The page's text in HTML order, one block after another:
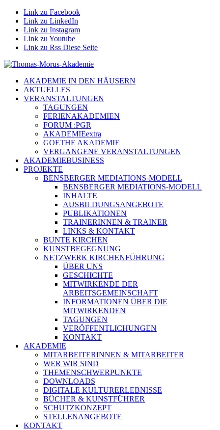
Link zu Facebook
Link zu LinkedIn
Link zu Instagram
Link zu Youtube
Link zu Rss Diese Seite
AKADEMIE IN DEN HÄUSERN
AKTUELLES
VERANSTALTUNGEN
TAGUNGEN
FERIENAKADEMIEN
FORUM :PGR
AKADEMIEextra
GOETHE AKADEMIE
VERGANGENE VERANSTALTUNGEN
AKADEMIEBUSINESS
PROJEKTE
BENSBERGER MEDIATIONS-MODELL
BENSBERGER MEDIATIONS-MODELL
INHALTE
AUSBILDUNGSANGEBOTE
PUBLIKATIONEN
TRAINERINNEN & TRAINER
LINKS & KONTAKT
BUNTE KIRCHEN
KUNSTBEGEGNUNG
NETZWERK KIRCHENFÜHRUNG
ÜBER UNS
GESCHICHTE
MITWIRKENDE DER
ARBEITSGEMEINSCHAFT
INFORMATIONEN ÜBER DIE
MITWIRKENDEN
TAGUNGEN
VERÖFFENTLICHUNGEN
KONTAKT
AKADEMIE
MITARBEITERINNEN & MITARBEITER
WER WIR SIND
THEMENSCHWERPUNKTE
DOWNLOADS
DIGITALE KULTURERLEBNISSE
BÜCHER & KUNSTFÜHRER
SCHUTZKONZEPT
STELLENANGEBOTE
KONTAKT